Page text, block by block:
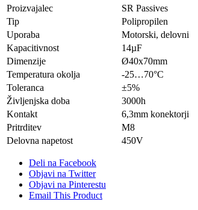
Proizvajalec
SR Passives
Tip
Polipropilen
Uporaba
Motorski, delovni
Kapacitivnost
14µF
Dimenzije
Ø40x70mm
Temperatura okolja
-25…70°C
Toleranca
±5%
Življenjska doba
3000h
Kontakt
6,3mm konektorji
Pritrditev
M8
Delovna napetost
450V
Deli na Facebook
Objavi na Twitter
Objavi na Pinterestu
Email This Product